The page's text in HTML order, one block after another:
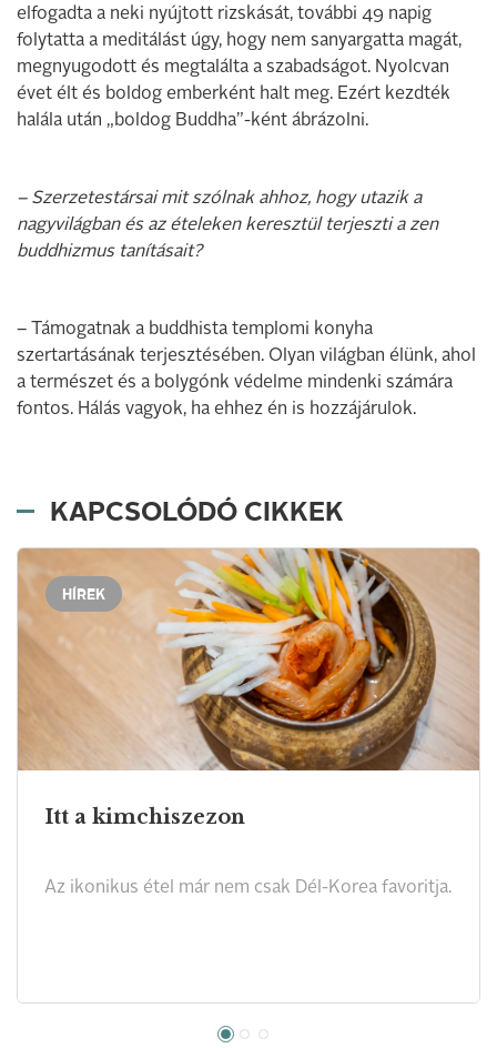
elfogadta a neki nyújtott rizskását, további 49 napig
folytatta a meditálást úgy, hogy nem sanyargatta magát,
megnyugodott és megtalálta a szabadságot. Nyolcvan
évet élt és boldog emberként halt meg. Ezért kezdték
halála után „boldog Buddha”-ként ábrázolni.
– Szerzetestársai mit szólnak ahhoz, hogy utazik a
nagyvilágban és az ételeken keresztül terjeszti a zen
buddhizmus tanításait?
– Támogatnak a buddhista templomi konyha
szertartásának terjesztésében. Olyan világban élünk, ahol
a természet és a bolygónk védelme mindenki számára
fontos. Hálás vagyok, ha ehhez én is hozzájárulok.
KAPCSOLÓDÓ CIKKEK
HÍREK
Itt a kimchiszezon
Az ikonikus étel már nem csak Dél-Korea favoritja.